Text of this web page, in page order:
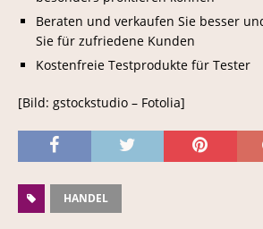
Beraten und verkaufen Sie besser
Sie für zufriedene Kunden
Kostenfreie Testprodukte für Tester
[Bild: gstockstudio – Fotolia]
HANDEL